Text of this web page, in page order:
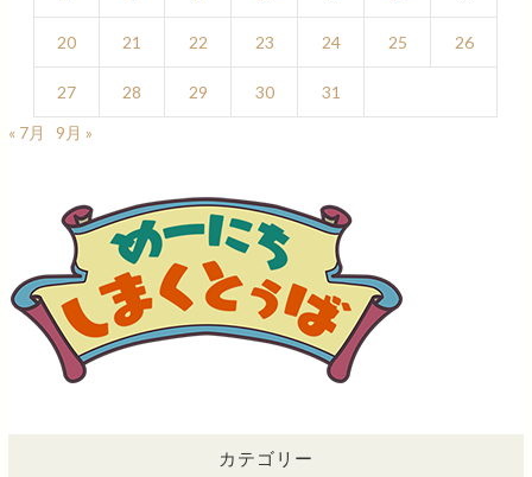
20 21 22 23 24 25 26
27 28 29 30
31
« 7月
9月 »
カテゴリー